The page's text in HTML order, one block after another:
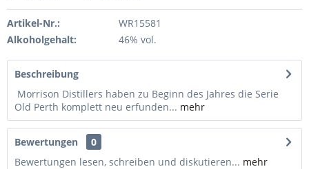
Artikel-Nr.:
WR15581
Alkoholgehalt:
46% vol.
Beschreibung
Morrison Distillers haben zu Beginn des Jahres die Serie
Old Perth komplett neu erfunden... mehr
Bewertungen
0
Bewertungen lesen, schreiben und diskutieren... mehr